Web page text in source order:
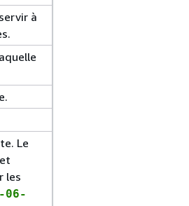
à
Le
les
06-